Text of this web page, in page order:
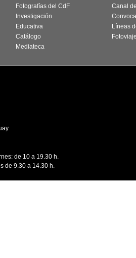
Fotografías del CdF
Investigación
Educativa
Catálogo
Mediateca
Canal
Líneas
de 10 a 19.30 h.
de 9.30 a 14.30 h.